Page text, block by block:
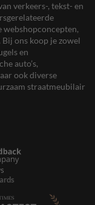
verkeers-, tekst- en
webshopconcepten,
ons koop je zowel
en
auto’s,
ook diverse
straatmeubilair